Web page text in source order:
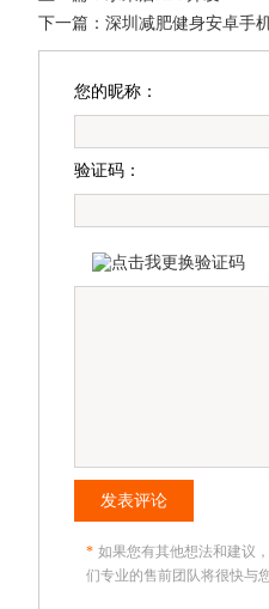
下一篇： 深圳减肥健身安卓手
您的昵称：
验证码：
发表评论
* 如果您有其他想法和建议
们专业的售前团队将很快与您